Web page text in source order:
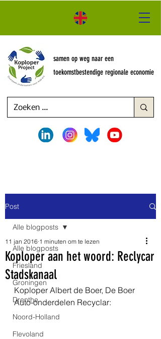
samen op weg naar een
toekomstbestendige regionale economie
Post
Alle blogposts
Friesland
Groningen
Drenthe
Noord-Holland
Flevoland
Alle blogposts
Koploper aan het woord: Reclycar
Stadskanaal
11 jan 2016 1 minuten om te lezen
Koploper Albert de Boer, De Boer
Auto-onderdelen Recyclar: